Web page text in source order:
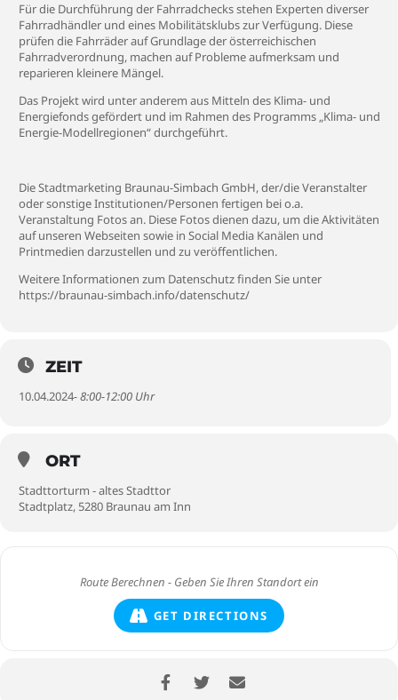
Für die Durchführung der Fahrradchecks stehen Experten diverser
Fahrradhändler und eines Mobilitätsklubs zur Verfügung. Diese
prüfen die Fahrräder auf Grundlage der österreichischen
Fahrradverordnung, machen auf Probleme aufmerksam und
reparieren kleinere Mängel.
Das Projekt wird unter anderem aus Mitteln des Klima- und
Energiefonds gefördert und im Rahmen des Programms „Klima- und
Energie-Modellregionen“ durchgeführt.
Die Stadtmarketing Braunau-Simbach GmbH, der/die Veranstalter
oder sonstige Institutionen/Personen fertigen bei o.a.
Veranstaltung Fotos an. Diese Fotos dienen dazu, um die Aktivitäten
auf unseren Webseiten sowie in Social Media Kanälen und
Printmedien darzustellen und zu veröffentlichen.
Weitere Informationen zum Datenschutz finden Sie unter
https://braunau-simbach.info/datenschutz/
ZEIT
10.04.2024- 8:00-12:00 Uhr
ORT
Stadttorturm - altes Stadttor
Stadtplatz, 5280 Braunau am Inn
GET DIRECTIONS